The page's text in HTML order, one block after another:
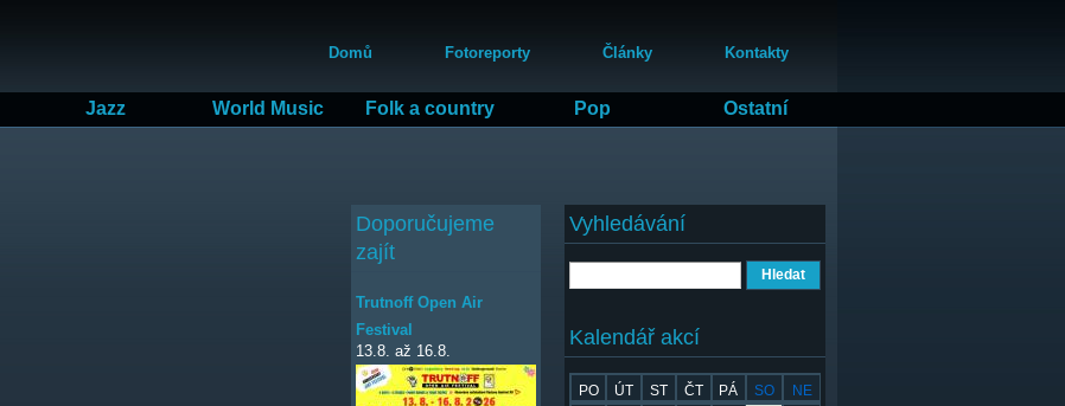
obsahu
Domů Fotoreporty Články Kontakty
Jazz World Music Folk a country Pop Ostatní
Vyhledávání
Kalendář akcí
PO ÚT ST ČT PÁ SO
NE
Doporučujeme
zajít
Trutnoff Open Air
Festival
13.8. až 16.8.